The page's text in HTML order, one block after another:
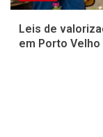
Leis de
em Porto Velho